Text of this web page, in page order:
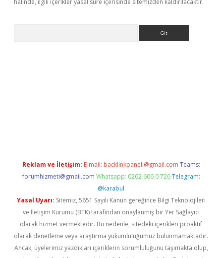
halinde, ilgili içerikler yasal süre içerisinde sitemizden kaldırılacaktır.
Reklam ve İletişim: E-mail: backlinkpaneli@gmail.com Teams:
forumhizmeti@gmail.com Whatsapp: 0262 606 0 726 Telegram:
@karabul
Yasal Uyarı: Sitemiz, 5651 Sayılı Kanun gereğince Bilgi Teknolojileri
ve İletişim Kurumu (BTK) tarafından onaylanmış bir Yer Sağlayıcı
olarak hizmet vermektedir. Bu nedenle, sitedeki içerikleri proaktif
olarak denetleme veya araştırma yükümlülüğümüz bulunmamaktadır.
Ancak, üyelerimiz yazdıkları içeriklerin sorumluluğunu taşımakta olup,